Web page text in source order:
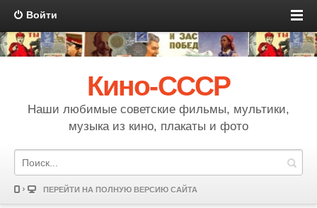
Войти
Кино-СССР
Наши любимые советские фильмы, мультики,
музыка из кино, плакаты и фото
ПЕРЕЙТИ НА ПОЛНУЮ ВЕРСИЮ САЙТА